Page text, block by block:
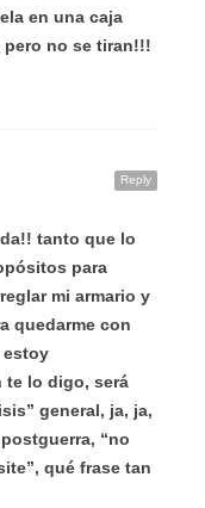
en una caja
pero no se tiran!!!
Reply
tanto que lo
para
mi armario y
quedarme con
te lo digo, será
general, ja, ja,
“no
qué frase tan